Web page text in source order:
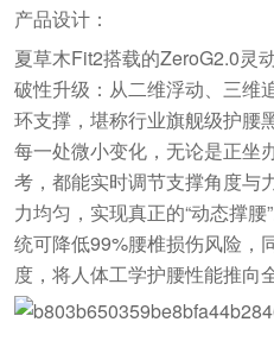
产品设计：
夏草木Fit2搭载的ZeroG2.0灵
破性升级：从二维浮动、三维
环支撑，堪称行业旗舰级护腰
每一处微小变化，无论是正坐
考，都能实时调节支撑角度与
力均匀，实现真正的“动态撑
统可降低99%腰椎损伤风险，
度，将人体工学护腰性能推向